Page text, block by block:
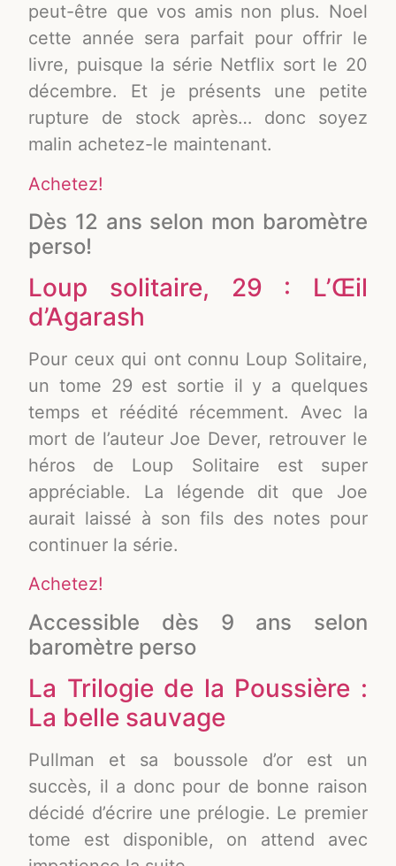
peut-être que vos amis non plus. Noel
cette année sera parfait pour offrir le
livre, puisque la série Netflix sort le 20
décembre. Et je présents une petite
rupture de stock après… donc soyez
malin achetez-le maintenant.
Achetez!
Dès 12 ans selon mon baromètre
perso!
Loup solitaire, 29 : L’Œil
d’Agarash
Pour ceux qui ont connu Loup Solitaire,
un tome 29 est sortie il y a quelques
temps et réédité récemment. Avec la
mort de l’auteur Joe Dever, retrouver le
héros de Loup Solitaire est super
appréciable. La légende dit que Joe
aurait laissé à son fils des notes pour
continuer la série.
Achetez!
Accessible dès 9 ans selon
baromètre perso
La Trilogie de la Poussière :
La belle sauvage
Pullman et sa boussole d’or est un
succès, il a donc pour de bonne raison
décidé d’écrire une prélogie. Le premier
tome est disponible, on attend avec